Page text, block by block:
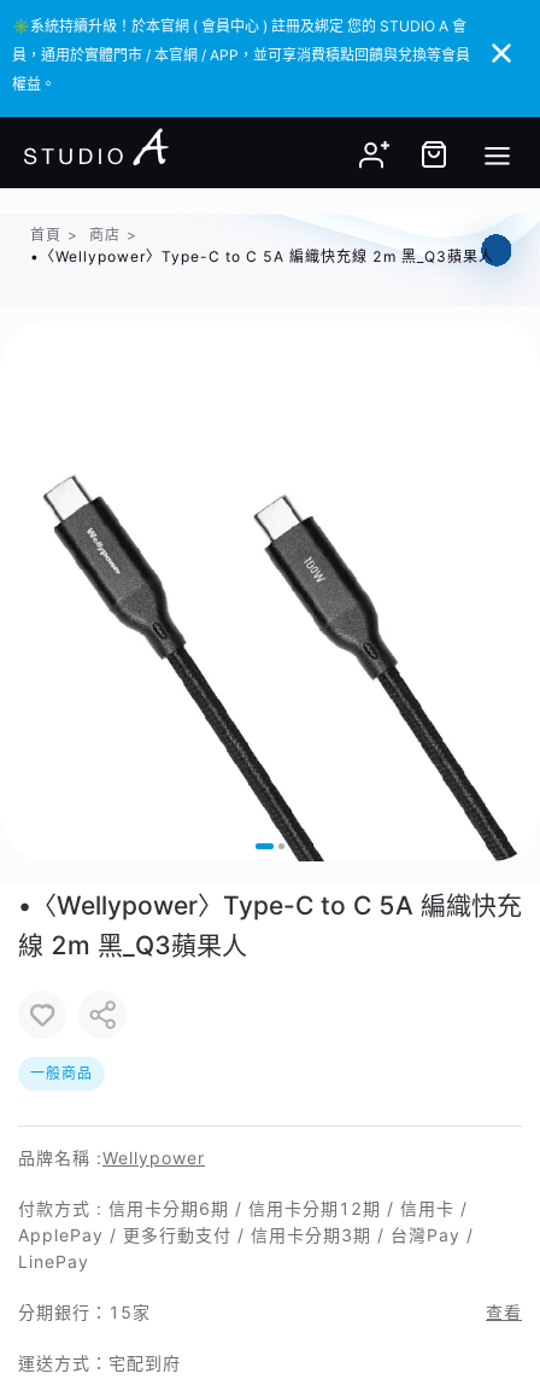
✳️系統持續升級！於本官網 ( 會員中心 ) 註冊及綁定 您的 STUDIO A 會
員，通用於實體門市 / 本官網 / APP，並可享消費積點回饋與兌換等會員
權益。
✳️系統持續升級！於本官網 ( 會員中心 ) 註冊及綁定 您的 STUDIO A 會
員，通用於實體門市 / 本官網 / APP，並可享消費積點回饋與兌換等會員
權益。
首頁 > 商店 >
•〈Wellypower〉Type-C to C 5A 編織快充線 2m 黑_Q3蘋果人
•〈Wellypower〉Type-C to C 5A 編織快充
線 2m 黑_Q3蘋果人
一般商品
品牌名稱 :Wellypower
付款方式 : 信用卡分期6期 / 信用卡分期12期 / 信用卡 /
ApplePay / 更多行動支付 / 信用卡分期3期 / 台灣Pay /
LinePay
分期銀行： 15家 查看
運送方式：宅配到府